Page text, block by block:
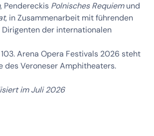
, Pendereckis Polnisches Requiemund
, in Zusammenarbeit mit führenden
der internationalen
Arena Opera Festivals 2026 steht
des Veroneser Amphitheaters.
im Juli 2026